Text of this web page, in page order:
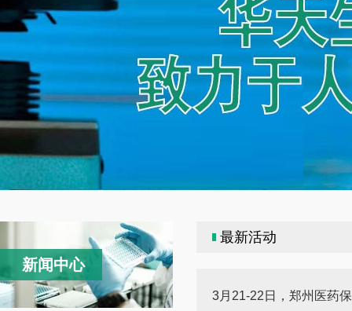
新闻中心
最新活动
3月21-22日，郑州医药